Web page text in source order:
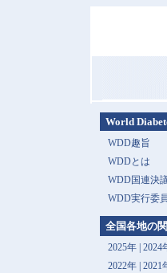
World
WDD趣旨
WDDとは
WDD国連決
WDD実行委
全国各地の
2025年| 2024
2022年| 2021